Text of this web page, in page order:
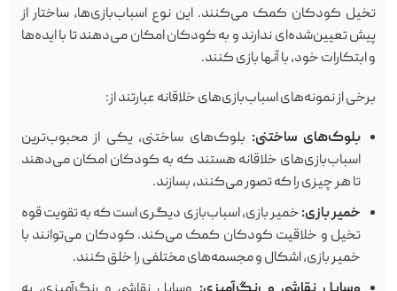
تخیل کودکان کمک می‌کنند. این نوع اسباب‌بازی‌ها، ساختار از
پیش تعیین‌شده‌ای ندارند و به کودکان امکان می‌دهند تا با ایده‌ها
و ابتکارات خود، با آنها بازی کنند.
برخی از نمونه‌های اسباب‌بازی‌های خلاقانه عبارتند از:
بلوک‌های ساختنی: بلوک‌های ساختنی، یکی از محبوب‌ترین
اسباب‌بازی‌های خلاقانه هستند که به کودکان امکان می‌دهند
تا هر چیزی را که تصور می‌کنند، بسازند.
خمیر بازی:خمیر بازی، اسباب‌بازی دیگری است که به تقویت قوه
تخیل و خلاقیت کودکان کمک می‌کند. کودکان می‌توانند با
خمیر بازی، اشکال و مجسمه‌های مختلفی را خلق کنند.